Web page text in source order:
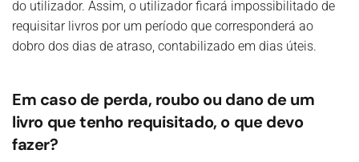
do utilizador. Assim, o utilizador ficará impossibilitado de
requisitar livros por um período que corresponderá ao
dobro dos dias de atraso, contabilizado em dias úteis.
Em caso de perda, roubo ou dano de um
livro que tenho requisitado, o que devo
fazer?